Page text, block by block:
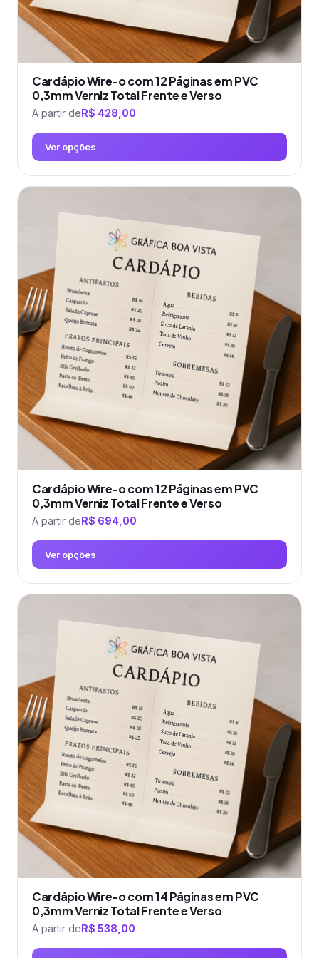
produto
Cardápio Wire-o com 12 Páginas em PVC
0,3mm Verniz Total Frente e Verso
A partir deR$ 428,00
Ver opções
Este
produto
As
opções
podem
ser
escolhidas
na
página
do
produto
Cardápio Wire-o com 12 Páginas em PVC
0,3mm Verniz Total Frente e Verso
A partir deR$ 694,00
Ver opções
Este
produto
As
opções
podem
ser
escolhidas
na
página
do
produto
Cardápio Wire-o com 14 Páginas em PVC
0,3mm Verniz Total Frente e Verso
A partir deR$ 538,00